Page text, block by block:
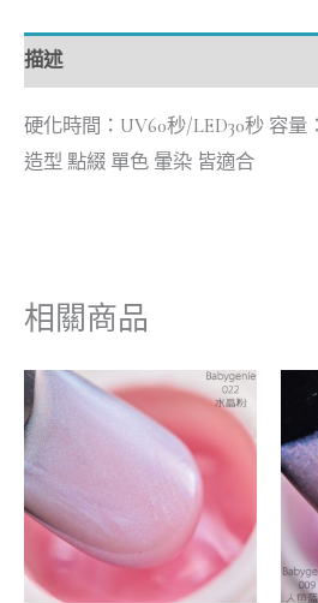
描述
硬化時間：UV60秒/LED30秒 容
造型 點綴 單色 暈染 皆適合
相關商品